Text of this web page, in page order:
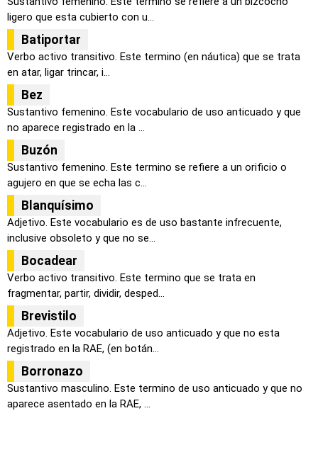
ligero que esta cubierto con u...
Batiportar
Verbo activo transitivo. Este termino (en náutica) que se trata
en atar, ligar trincar, i...
Bez
Sustantivo femenino. Este vocabulario de uso anticuado y que
no aparece registrado en la ...
Buzón
Sustantivo femenino. Este termino se refiere a un orificio o
agujero en que se echa las c...
Blanquísimo
Adjetivo. Este vocabulario es de uso bastante infrecuente,
inclusive obsoleto y que no se...
Bocadear
Verbo activo transitivo. Este termino que se trata en
fragmentar, partir, dividir, desped...
Brevistilo
Adjetivo. Este vocabulario de uso anticuado y que no esta
registrado en la RAE, (en botán...
Borronazo
Sustantivo masculino. Este termino de uso anticuado y que no
aparece asentado en la RAE, ...